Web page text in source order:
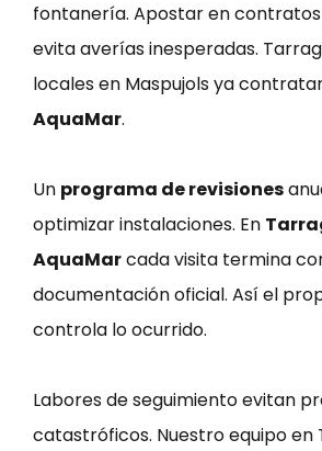
fontanería. Apostar en
evita averías inesperadas.
locales en Maspujols ya
AquaMar.
Un programa de revisiones
optimizar instalaciones. En
AquaMarcada visita termina
documentación oficial. Así el
controla lo ocurrido.
Labores de seguimiento evitan
catastróficos. Nuestro equipo en